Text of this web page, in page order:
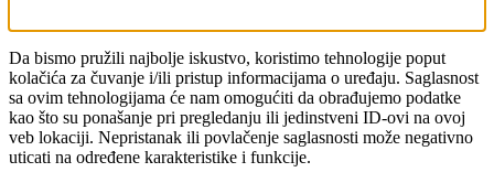
Da bismo pružili najbolje iskustvo, koristimo tehnologije poput
kolačića za čuvanje i/ili pristup informacijama o uređaju. Saglasnost
sa ovim tehnologijama će nam omogućiti da obrađujemo podatke
kao što su ponašanje pri pregledanju ili jedinstveni ID-ovi na ovoj
veb lokaciji. Nepristanak ili povlačenje saglasnosti može negativno
uticati na određene karakteristike i funkcije.